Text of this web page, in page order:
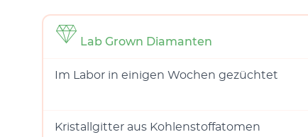
Lab Grown Diamanten
Im Labor in einigen Wochen gezüchtet
Kristallgitter aus Kohlenstoffatomen